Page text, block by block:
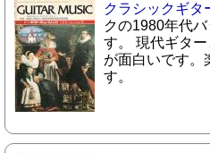
クラシックギタ
クの1980年代
す。 現代ギタ
が面白いです。
す。